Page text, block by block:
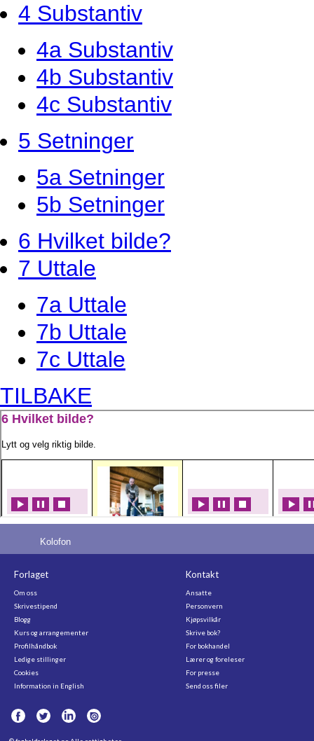
4 Substantiv
4a Substantiv
4b Substantiv
4c Substantiv
5 Setninger
5a Setninger
5b Setninger
6 Hvilket bilde?
7 Uttale
7a Uttale
7b Uttale
7c Uttale
TILBAKE
Kolofon
Forlaget
Om oss
Skrivestipend
Blogg
Kurs og arrangementer
Profilhåndbok
Ledige stillinger
Cookies
Information in English
Kontakt
Ansatte
Personvern
Kjøpsvilkår
Skrive bok?
For bokhandel
Lærer og foreleser
For presse
Send oss filer